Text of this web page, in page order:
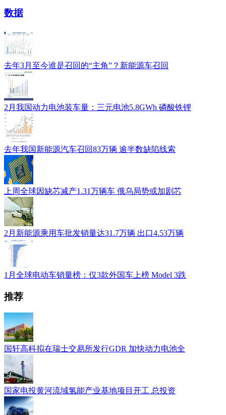
数据
去年3月至今谁是召回的“主角”？新能源车召回
2月我国动力电池装车量：三元电池5.8GWh 磷酸铁锂
去年我国新能源汽车召回83万辆 逾半数缺陷线索
上周全球因缺芯减产1.31万辆车 俄乌局势或加剧芯
2月新能源乘用车批发销量达31.7万辆 出口4.53万辆
1月全球电动车销量榜：仅3款外国车上榜 Model 3跌
推荐
国轩高科拟在瑞士交易所发行GDR 加快动力电池全
国家电投黄河流域氢能产业基地项目开工 总投资